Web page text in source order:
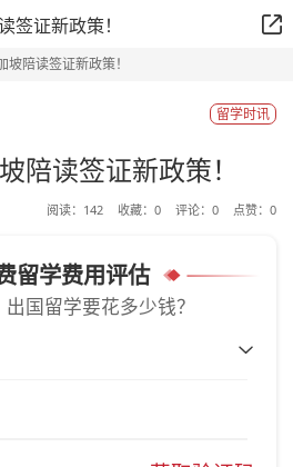
签证新政策！
陪读签证新政策！
留学时讯
陪读签证新政策！
阅读： 142 收藏： 0 评论： 0 点赞： 0
留学费用评估
国留学要花多少钱？